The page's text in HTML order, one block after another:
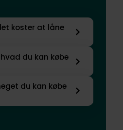
koster at låne
du kan købe
du kan købe